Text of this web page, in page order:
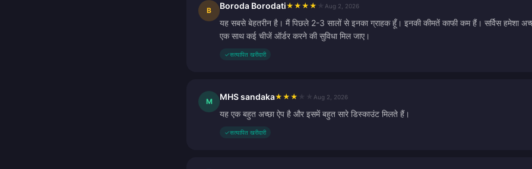
B Boroda Borodati★ ★ ★ ★ Aug 2, 2026
यह सबसे बेहतरीन है। मैं पिछले 2-3 सालों से इनका ग्राहक हूँ। इनकी कीमतें काफी कम हैं। सर्विस हमेशा
एक साथ कई चीजें ऑर्डर करने की सुविधा मिल जाए।
✓सत्यापित खरीदारी
M MHS sandaka★ ★ ★ Aug 2, 2026
यह एक बहुत अच्छा ऐप है और इसमें बहुत सारे डिस्काउंट मिलते हैं।
✓सत्यापित खरीदारी